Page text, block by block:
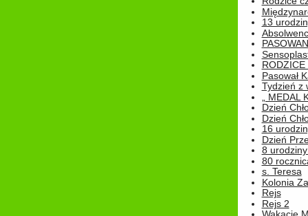
13
Pasował
Tydzień z
„
Dzień
Dzień
16
Dzień
8
80
s. Teresa
Kolonia
Rejs
Rejs 2